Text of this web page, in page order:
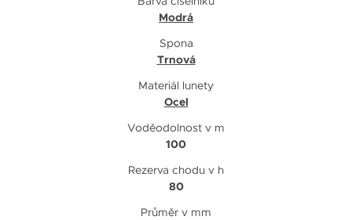
Modrá
Spona
Trnová
Materiál lunety
Ocel
Voděodolnost v m
100
Rezerva chodu v h
80
Průměr v mm